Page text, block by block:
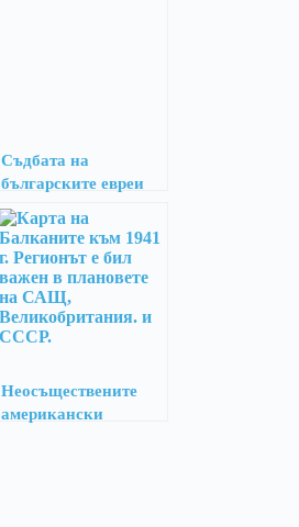
Съдбата на
българските евреи
през Втората
световна е спасение
и нищо друго
Неосъществените
американски